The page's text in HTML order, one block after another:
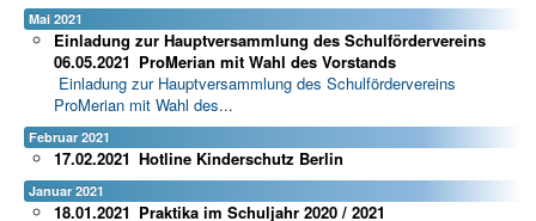
Mai 2021
Einladung zur Hauptversammlung des Schulfördervereins
ProMerian mit Wahl des Vorstands
06.05.2021
Einladung zur Hauptversammlung des Schulfördervereins
ProMerian mit Wahl des...
Februar 2021
Hotline Kinderschutz Berlin
17.02.2021
Januar 2021
Praktika im Schuljahr 2020 / 2021
18.01.2021